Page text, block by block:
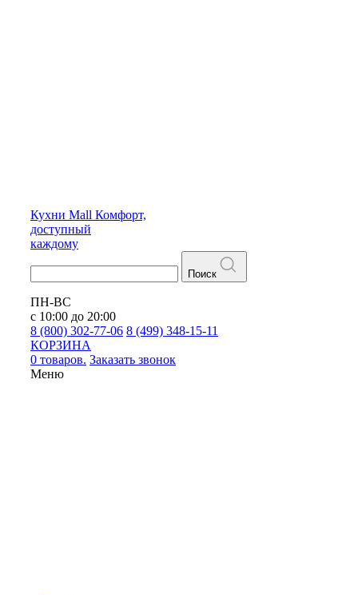
Кухни Mall Комфорт,
доступный
каждому
Поиск
ПН-ВС
с 10:00 до 20:00
8 (800) 302-77-06 8 (499) 348-15-11
КОРЗИНА
0 товаров. Заказать звонок
Меню